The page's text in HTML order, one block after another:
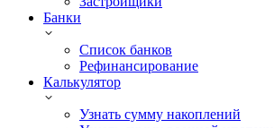
Банки
Список банков
Рефинансирование
Калькулятор
Узнать сумму накоплений